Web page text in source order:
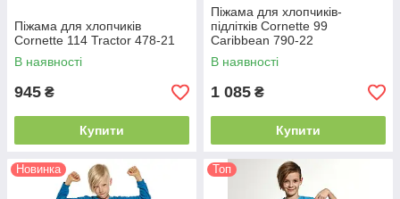
Піжама для хлопчиків
Cornette 114 Tractor 478-21
В наявності
945 ₴
Купити
Піжама для хлопчиків-
підлітків Cornette 99
Caribbean 790-22
В наявності
1 085 ₴
Купити
Новинка Топ